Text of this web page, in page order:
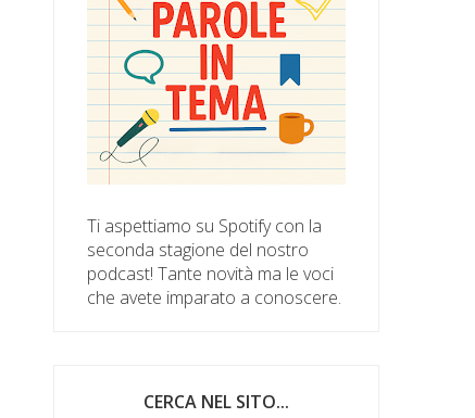
Ti aspettiamo su Spotify con la
seconda stagione del nostro
podcast! Tante novità ma le voci
che avete imparato a conoscere.
CERCA NEL SITO...